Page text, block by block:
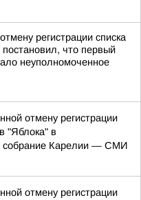
регистрации списка
что первый
неуполномоченное
отмену регистрации
"Яблока" в
собрание Карелии — СМИ
отмену регистрации